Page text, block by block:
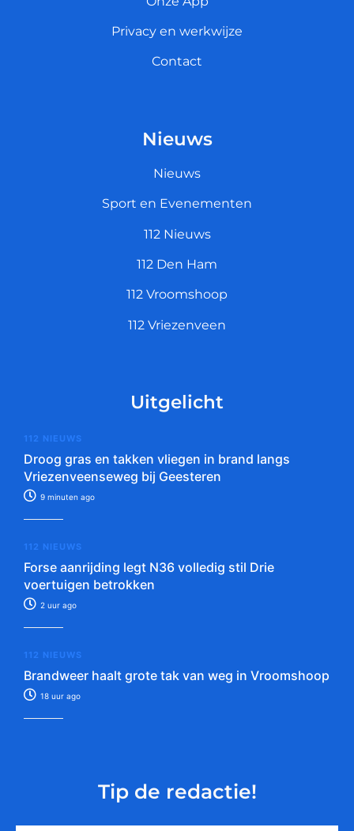
Privacy en werkwijze
Contact
Nieuws
Nieuws
Sport en Evenementen
112 Nieuws
112 Den Ham
112 Vroomshoop
112 Vriezenveen
Uitgelicht
112 NIEUWS
Droog gras en takken vliegen in brand langs
Vriezenveenseweg bij Geesteren
9 minuten ago
112 NIEUWS
Forse aanrijding legt N36 volledig stil Drie
voertuigen betrokken
2 uur ago
112 NIEUWS
Brandweer haalt grote tak van weg in Vroomshoop
18 uur ago
Tip de redactie!